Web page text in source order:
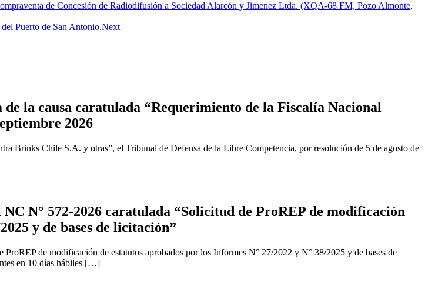
de Concesión de Radiodifusión a Sociedad Alarcón y Jimenez Ltda. (XQA-68 FM, Pozo Almonte,
Puerto de San Antonio.Next
la causa caratulada “Requerimiento de la Fiscalía Nacional
2026
Brinks Chile S.A. y otras”, el Tribunal de Defensa de la Libre Competencia, por resolución de 5 de agosto de
N° 572-2026 caratulada “Solicitud de ProREP de modificación
y de bases de licitación”
de modificación de estatutos aprobados por los Informes N° 27/2022 y N° 38/2025 y de bases de
en 10 días hábiles […]